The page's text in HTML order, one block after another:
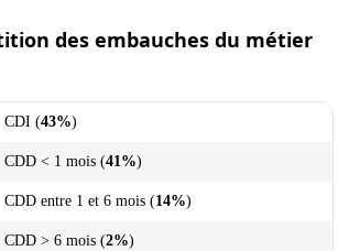
des embauches du métier
CDI (43%)
CDD < 1 mois (41%)
CDD entre 1 et 6 mois (14%)
CDD > 6 mois (2%)